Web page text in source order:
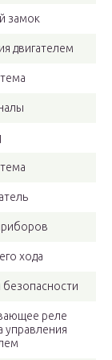
замок
двигателем
хода
реле
управления